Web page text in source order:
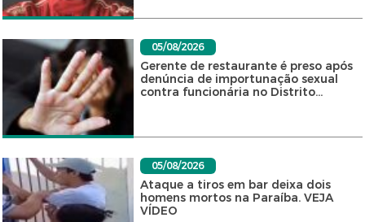
05/08/2026
Gerente de restaurante é preso após
denúncia de importunação sexual
contra funcionária no Distrito...
05/08/2026
Ataque a tiros em bar deixa dois
homens mortos na Paraíba. VEJA
VÍDEO